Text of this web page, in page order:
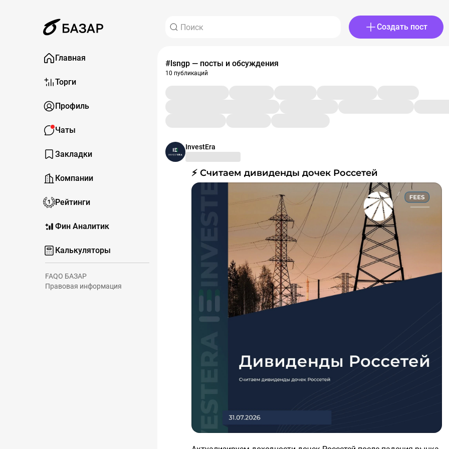
Создать пост
Главная
Торги
Профиль
Чаты
Закладки
Компании
Рейтинги
Фин Аналитик
Калькуляторы
FAQО БАЗАР
Правовая информация
#lsngp — посты и обсуждения
10 публикаций
InvestEra
⚡️ Считаем дивиденды дочек Россетей